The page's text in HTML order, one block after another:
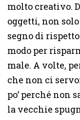
molto creativo.
oggetti, non
segno di
modo per
male. A volte,
che non ci
po’ perché non
la vecchie